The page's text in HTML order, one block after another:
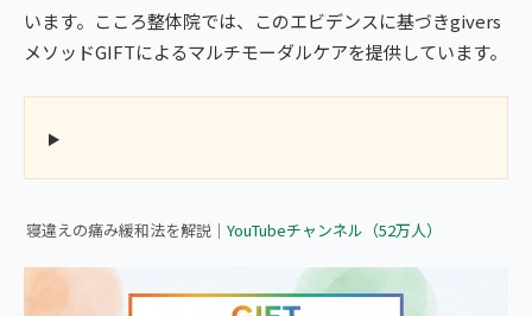
います。こころ整体院では、このエビデンスに基づきgivers
メソッドGIFTによるマルチモーダルケアを提供しています。
▶ 首の寝違いによる痛みをすぐに緩和する方法｜こころ整体院
寝違えの痛み緩和法を解説｜ YouTubeチャンネル（52万人）